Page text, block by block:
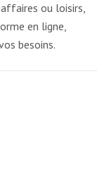
ou loisirs,
en ligne,
besoins.